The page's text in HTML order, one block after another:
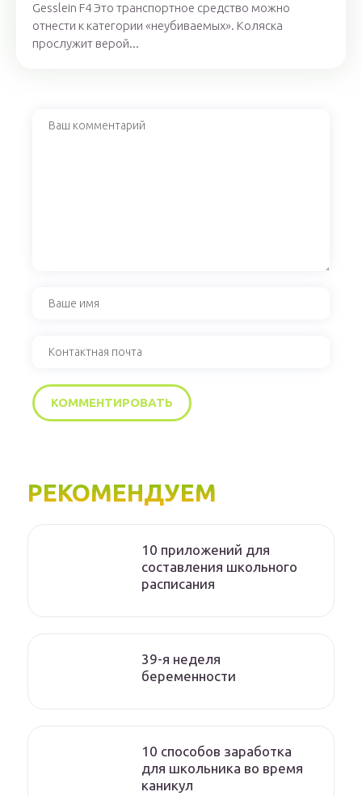
Gesslein F4 Это транспортное средство можно
отнести к категории «неубиваемых». Коляска
прослужит верой...
РЕКОМЕНДУЕМ
10 приложений для
составления школьного
расписания
39-я неделя
беременности
10 способов заработка
для школьника во время
каникул